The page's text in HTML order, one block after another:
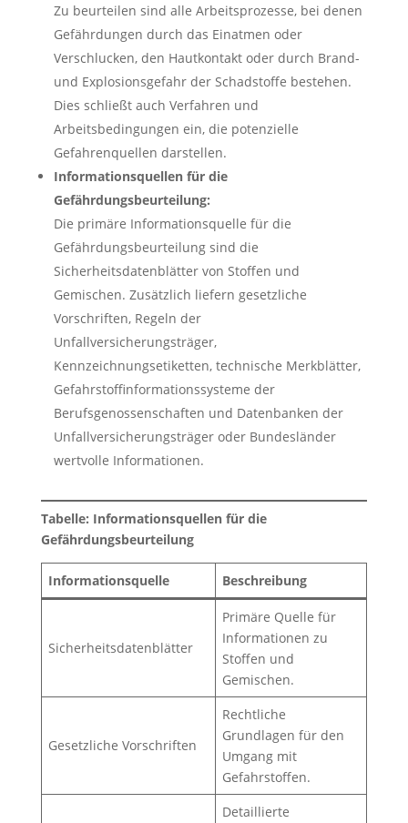
Zu beurteilen sind alle Arbeitsprozesse, bei denen
Gefährdungen durch das Einatmen oder
Verschlucken, den Hautkontakt oder durch Brand-
und Explosionsgefahr der Schadstoffe bestehen.
Dies schließt auch Verfahren und
Arbeitsbedingungen ein, die potenzielle
Gefahrenquellen darstellen.
Informationsquellen für die
Gefährdungsbeurteilung:
Die primäre Informationsquelle für die
Gefährdungsbeurteilung sind die
Sicherheitsdatenblätter von Stoffen und
Gemischen. Zusätzlich liefern gesetzliche
Vorschriften, Regeln der
Unfallversicherungsträger,
Kennzeichnungsetiketten, technische Merkblätter,
Gefahrstoffinformationssysteme der
Berufsgenossenschaften und Datenbanken der
Unfallversicherungsträger oder Bundesländer
wertvolle Informationen.
Tabelle: Informationsquellen für die
Gefährdungsbeurteilung
Informationsquelle Beschreibung
Sicherheitsdatenblätter
Primäre Quelle für
Informationen zu
Stoffen und
Gemischen.
Gesetzliche Vorschriften
Rechtliche
Grundlagen für den
Umgang mit
Gefahrstoffen.
Detaillierte